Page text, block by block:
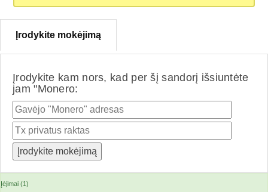
Įrodykite mokėjimą
Įrodykite kam nors, kad per šį sandorį išsiuntėte
jam "Monero:
Įėjimai (1)